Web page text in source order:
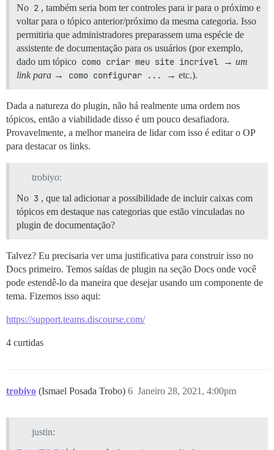
No 2 , também seria bom ter controles para ir para o próximo e
voltar para o tópico anterior/próximo da mesma categoria. Isso
permitiria que administradores preparassem uma espécie de
assistente de documentação para os usuários (por exemplo,
dado um tópico como criar meu site incrível → um
link para → como configurar ... → etc.).
Dada a natureza do plugin, não há realmente uma ordem nos
tópicos, então a viabilidade disso é um pouco desafiadora.
Provavelmente, a melhor maneira de lidar com isso é editar o OP
para destacar os links.
trobiyo:
No 3 , que tal adicionar a possibilidade de incluir caixas com
tópicos em destaque nas categorias que estão vinculadas no
plugin de documentação?
Talvez? Eu precisaria ver uma justificativa para construir isso no
Docs primeiro. Temos saídas de plugin na seção Docs onde você
pode estendê-lo da maneira que desejar usando um componente de
tema. Fizemos isso aqui:
https://support.teams.discourse.com/
4 curtidas
trobiyo (Ismael Posada Trobo) Janeiro 28, 2021, 4:00pm
6
justin: